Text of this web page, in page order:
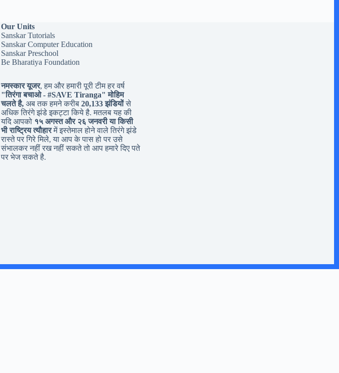
Our Units
Sanskar Tutorials
Sanskar Computer Education
Sanskar Preschool
Be Bharatiya Foundation
नमस्कार यूजर, हम और हमारी पूरी टीम हर वर्ष
"तिरंगा बचाओ - #SAVE Tiranga" मोहिम
चलते है,अब तक हमने करीब 20,133 झंडियोंसे
अधिक तिरंगे झंडे इकट्टा किये है. मतलब यह की
यदि आपको १५ अगस्त और २६ जनवरी या किसी
भी राष्ट्रिय त्यौहारमें इस्तेमाल होने वाले तिरंगे झंडे
रास्ते पर गिरे मिले, या आप के पास हो पर उसे
संभालकर नहीं रख नहीं सकते तो आप हमारे दिए पते
पर भेज सकते है.